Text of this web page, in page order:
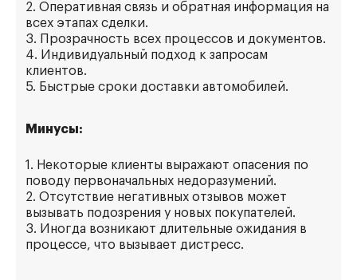
2. Оперативная связь и обратная информация на
всех этапах сделки.
3. Прозрачность всех процессов и документов.
4. Индивидуальный подход к запросам
клиентов.
5. Быстрые сроки доставки автомобилей.
Минусы:
1. Некоторые клиенты выражают опасения по
поводу первоначальных недоразумений.
2. Отсутствие негативных отзывов может
вызывать подозрения у новых покупателей.
3. Иногда возникают длительные ожидания в
процессе, что вызывает дистресс.